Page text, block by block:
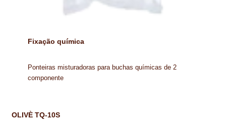
Fixação química
Ponteiras misturadoras para buchas químicas de 2
componente
OLIVÈ TQ-10S